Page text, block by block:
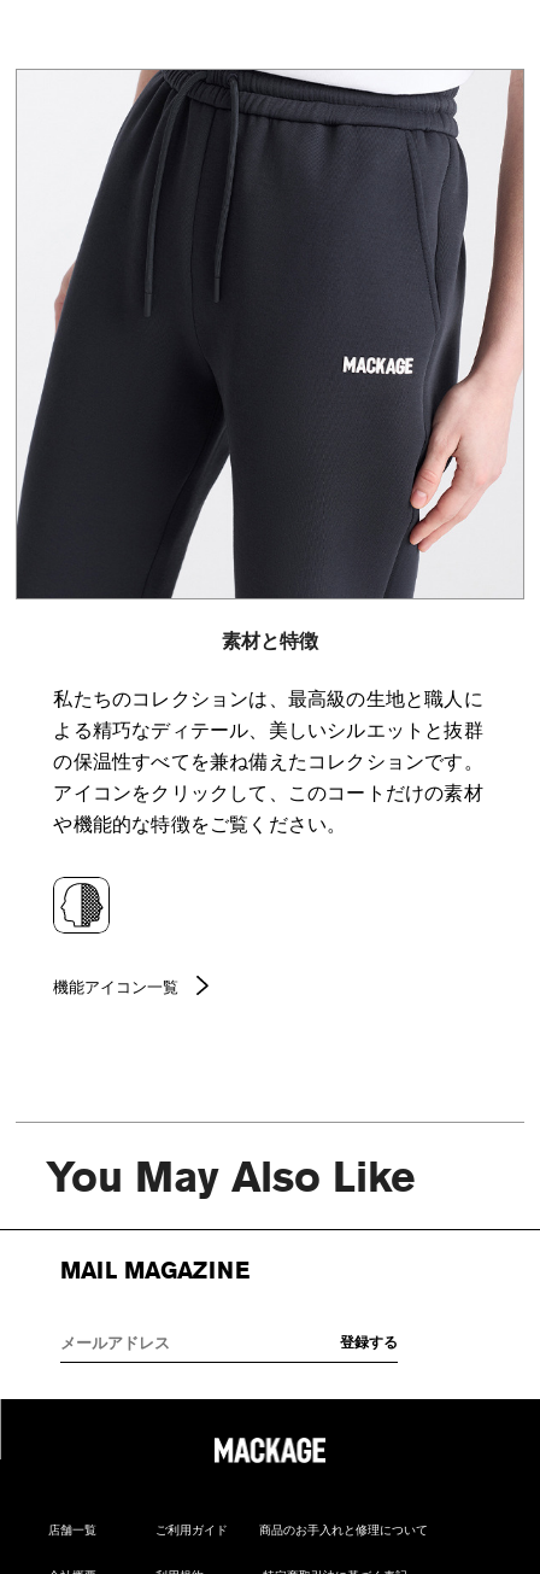
素材と特徴
私たちのコレクションは、最高級の生地と職人に
よる精巧なディテール、美しいシルエットと抜群
の保温性すべてを兼ね備えたコレクションです。
アイコンをクリックして、このコートだけの素材
や機能的な特徴をご覧ください。
機能アイコン一覧
You May Also Like
MAIL MAGAZINE
店舗一覧 ご利用ガイド 商品のお手入れと修理について